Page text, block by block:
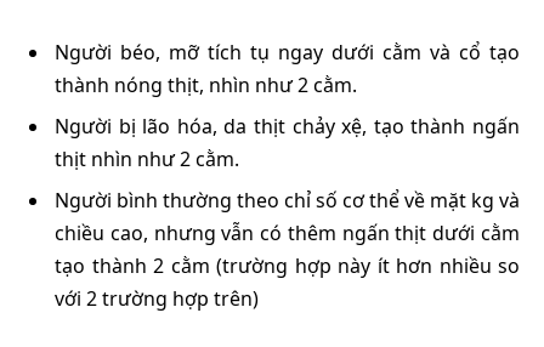
Người béo, mỡ tích tụ ngay dưới cằm và cổ tạo
thành nóng thịt, nhìn như 2 cằm.
Người bị lão hóa, da thịt chảy xệ, tạo thành ngấn
thịt nhìn như 2 cằm.
Người bình thường theo chỉ số cơ thể về mặt kg và
chiều cao, nhưng vẫn có thêm ngấn thịt dưới cằm
tạo thành 2 cằm (trường hợp này ít hơn nhiều so
với 2 trường hợp trên)